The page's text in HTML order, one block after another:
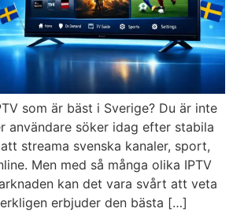
som är bäst i Sverige? Du är inte
användare söker idag efter stabila
streama svenska kanaler, sport,
Men med så många olika IPTV
kan det vara svårt att veta
erbjuder den bästa […]